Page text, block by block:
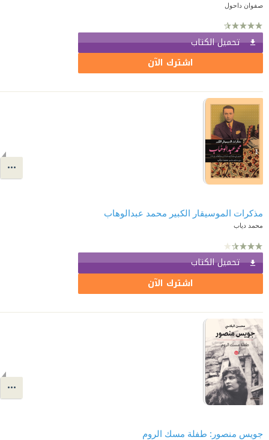
صفوان داحول
تحميل الكتاب
اشترك الآن
مذكرات الموسيقار الكبير محمد عبدالوهاب
محمد دياب
تحميل الكتاب
اشترك الآن
جويس منصور: طفلة مسك الروم